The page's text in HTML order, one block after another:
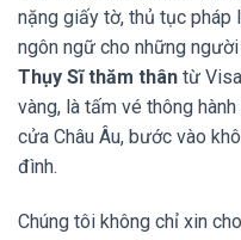
nặng giấy tờ, thủ tục pháp
ngôn ngữ cho những người
Thụy Sĩ thăm thân từ
vàng, là tấm vé thông
cửa Châu Âu, bước vào
đình.
Chúng tôi không chỉ xin